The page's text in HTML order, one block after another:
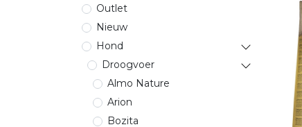
Outlet
Nieuw
Hond
Droogvoer
Almo Nature
Arion
Bozita